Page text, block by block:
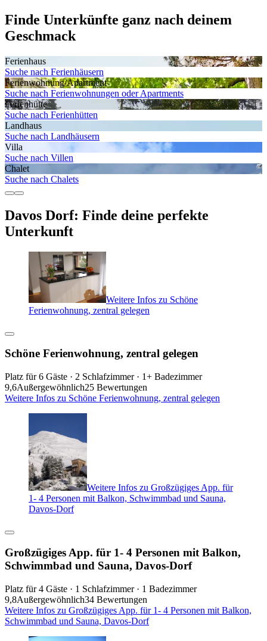
Finde Unterkünfte ganz nach deinem
Geschmack
Ferienhaus
Suche nach Ferienhäusern
Ferienwohnung/Apartment
Suche nach Ferienwohnungen oder Apartments
Ferienhütte
Suche nach Ferienhütten
Landhaus
Suche nach Landhäusern
Villa
Suche nach Villen
Chalet
Suche nach Chalets
Davos Dorf: Finde deine perfekte
Unterkunft
Weitere Infos zu Schöne
Ferienwohnung, zentral gelegen
Schöne Ferienwohnung, zentral gelegen
Platz für 6 Gäste · 2 Schlafzimmer · 1+ Badezimmer
9,6Außergewöhnlich25 Bewertungen
Weitere Infos zu Schöne Ferienwohnung, zentral gelegen
Weitere Infos zu Großzügiges App. für
1- 4 Personen mit Balkon, Schwimmbad und Sauna,
Davos-Dorf
Großzügiges App. für 1- 4 Personen mit Balkon,
Schwimmbad und Sauna, Davos-Dorf
Platz für 4 Gäste · 1 Schlafzimmer · 1 Badezimmer
9,8Außergewöhnlich34 Bewertungen
Weitere Infos zu Großzügiges App. für 1- 4 Personen mit Balkon,
Schwimmbad und Sauna, Davos-Dorf